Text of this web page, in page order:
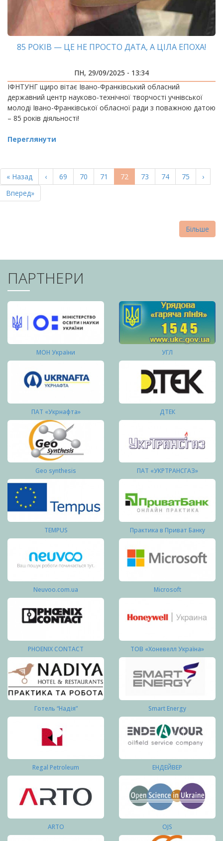
85 РОКІВ — ЦЕ НЕ ПРОСТО ДАТА, А ЦІЛА ЕПОХА!
ПН, 29/09/2025 - 13:34
ІФНТУНГ щиро вітає Івано-Франківський обласний
державний центр науково-технічної творчості учнівської
молоді Івано-Франківської обласної ради з поважною датою
– 85 років діяльності!
Переглянути
НА
СТОРІНКИ
Перша
сторінка
« Назад
Попередня
сторінка
‹ Page
69 Page
70 Page
71
Поточна
сторінка
72 Page
73 Page
74 Page
75
›
Остання
сторінка
Вперед»
Більше
ПАРТНЕРИ
МОН України УГЛ
ПАТ «Укрнафта» ДТЕК
Geo synthesis ПАТ «УКРТРАНСГАЗ»
TEMPUS Практика в Приват Банку
Neuvoo.com.ua Microsoft
PHOENIX CONTACT ТОВ «Хоневелл Україна»
Готель “Надія” Smart Energy
Regal Petroleum ЕНДЕЙВЕР
ARTO OJS